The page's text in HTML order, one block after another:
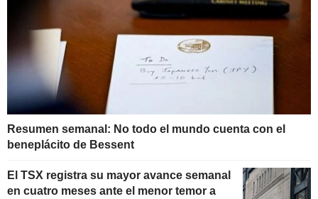
Resumen semanal: No todo el mundo cuenta con el
beneplácito de Bessent
El TSX registra su mayor avance semanal
en cuatro meses ante el menor temor a